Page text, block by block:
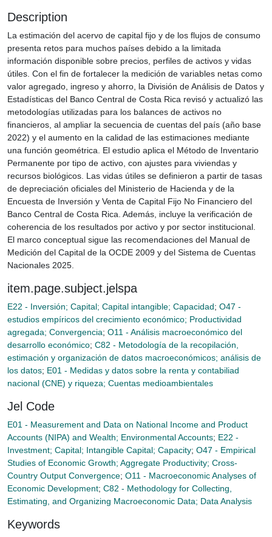
Description
La estimación del acervo de capital fijo y de los flujos de consumo
presenta retos para muchos países debido a la limitada
información disponible sobre precios, perfiles de activos y vidas
útiles. Con el fin de fortalecer la medición de variables netas como
valor agregado, ingreso y ahorro, la División de Análisis de Datos y
Estadísticas del Banco Central de Costa Rica revisó y actualizó las
metodologías utilizadas para los balances de activos no
financieros, al ampliar la secuencia de cuentas del país (año base
2022) y el aumento en la calidad de las estimaciones mediante
una función geométrica. El estudio aplica el Método de Inventario
Permanente por tipo de activo, con ajustes para viviendas y
recursos biológicos. Las vidas útiles se definieron a partir de tasas
de depreciación oficiales del Ministerio de Hacienda y de la
Encuesta de Inversión y Venta de Capital Fijo No Financiero del
Banco Central de Costa Rica. Además, incluye la verificación de
coherencia de los resultados por activo y por sector institucional.
El marco conceptual sigue las recomendaciones del Manual de
Medición del Capital de la OCDE 2009 y del Sistema de Cuentas
Nacionales 2025.
item.page.subject.jelspa
E22 - Inversión; Capital; Capital intangible; Capacidad; O47 -
estudios empíricos del crecimiento económico; Productividad
agregada; Convergencia; O11 - Análisis macroeconómico del
desarrollo económico; C82 - Metodología de la recopilación,
estimación y organización de datos macroeconómicos; análisis de
los datos; E01 - Medidas y datos sobre la renta y contabiliad
nacional (CNE) y riqueza; Cuentas medioambientales
Jel Code
E01 - Measurement and Data on National Income and Product
Accounts (NIPA) and Wealth; Environmental Accounts; E22 -
Investment; Capital; Intangible Capital; Capacity; O47 - Empirical
Studies of Economic Growth; Aggregate Productivity; Cross-
Country Output Convergence; O11 - Macroeconomic Analyses of
Economic Development; C82 - Methodology for Collecting,
Estimating, and Organizing Macroeconomic Data; Data Analysis
Keywords